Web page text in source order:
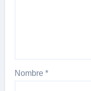
Nombre*